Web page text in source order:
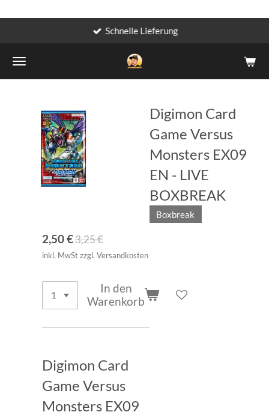
springen
Schnelle Lieferung
Digimon Card
Game Versus
Monsters EX09
EN - LIVE
BOXBREAK
Boxbreak
2,50 €3,25 €
inkl. MwSt zzgl. Versandkosten
In den
Warenkorb
Digimon Card
Game Versus
Monsters EX09